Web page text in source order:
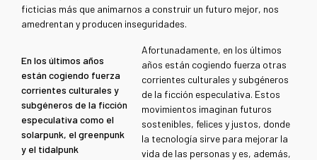
ficticias más que animarnos a construir un futuro mejor, nos
amedrentan y producen inseguridades.
En los últimos años
están cogiendo fuerza
corrientes culturales y
subgéneros de la ficción
especulativa como el
solarpunk, el greenpunk
y el tidalpunk
Afortunadamente, en los últimos
años están cogiendo fuerza otras
corrientes culturales y subgéneros
de la ficción especulativa. Estos
movimientos imaginan futuros
sostenibles, felices y justos, donde
la tecnología sirve para mejorar la
vida de las personas y es, además,